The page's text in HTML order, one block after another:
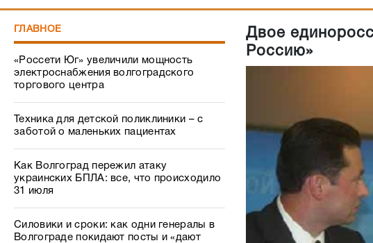
ГЛАВНОЕ
«Россети Юг» увеличили мощность
электроснабжения волгоградского
торгового центра
Техника для детской поликлиники – с
заботой о маленьких пациентах
Как Волгоград пережил атаку
украинских БПЛА: все, что происходило
31 июля
Силовики и сроки: как одни генералы в
Волгограде покидают посты и «дают
Двое
Россию»